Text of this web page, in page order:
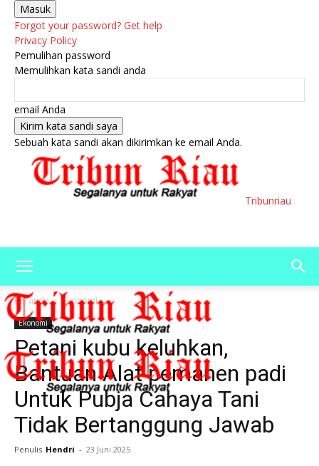
Forgot your password? Get help
Privacy Policy
Pemulihan password
Memulihkan kata sandi anda
email Anda
Sebuah kata sandi akan dikirimkan ke email Anda.
Tribunriau
Beranda Ekonomi
Ekonomi
Petani kubu keluhkan,
Bantuan Alat pemanen padi
Untuk Pubja Cahaya Tani
Tidak Bertanggung Jawab
Penulis Hendri - 23 Juni 2025